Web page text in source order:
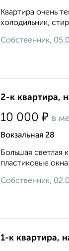
Квартира очень
холодильник,
Собственник,
2-к квартира,
10 000 ₽ в
Вокзальная 28
Большая светлая
пластиковые
Собственник,
1-к квартира,